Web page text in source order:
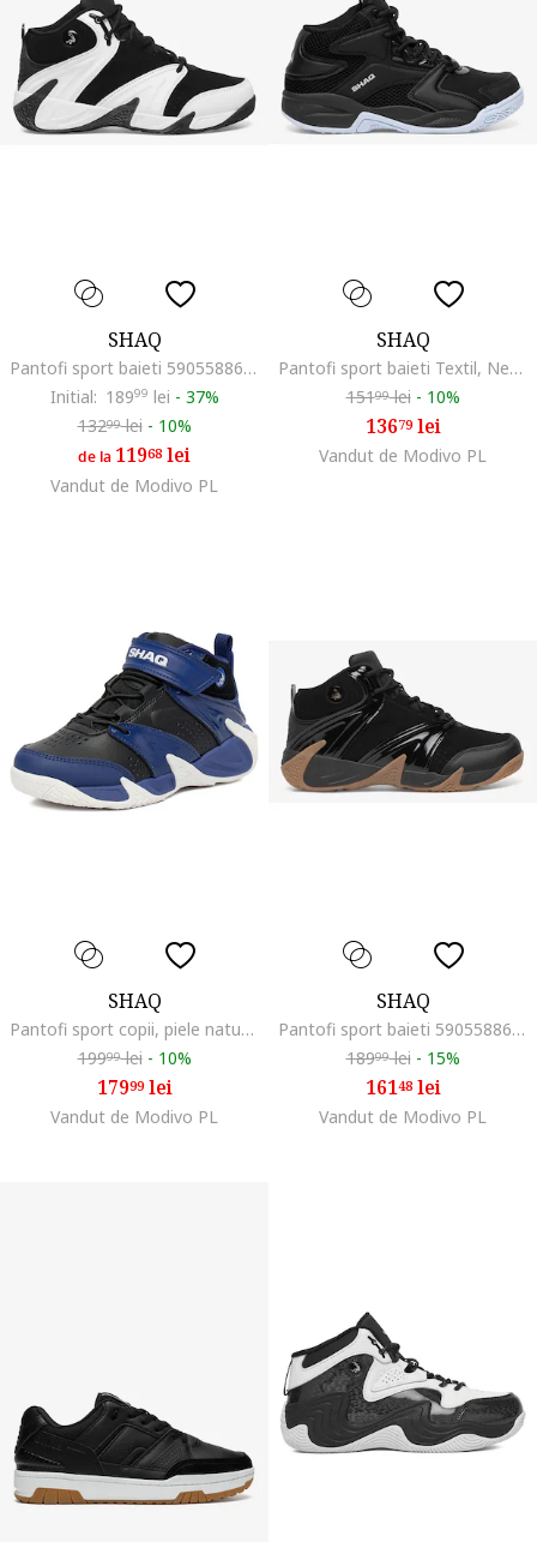
SHAQ
Pantofi sport baieti 5905588609285, Piele naturala, Alb, Alb
Initial: 18999 lei - 37%
13299lei - 10%
de la 11968 lei
Vandut de Modivo PL
SHAQ
Pantofi sport baieti Textil, Negru
15199lei - 10%
13679lei
Vandut de Modivo PL
SHAQ
Pantofi sport copii, piele naturala, negru, velcro
19999lei - 10%
17999lei
Vandut de Modivo PL
SHAQ
Pantofi sport baieti 5905588609377, Piele naturala, Maro, Maro
18999lei - 15%
16148lei
Vandut de Modivo PL